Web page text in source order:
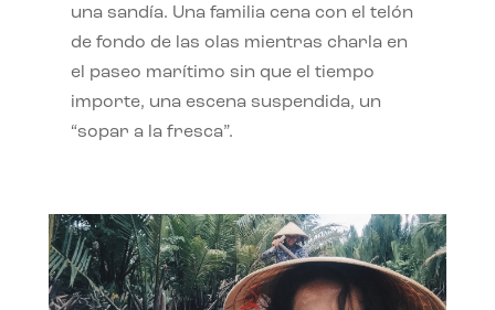
una sandía. Una familia cena con el telón
de fondo de las olas mientras charla en
el paseo marítimo sin que el tiempo
importe, una escena suspendida, un
“sopar a la fresca”.